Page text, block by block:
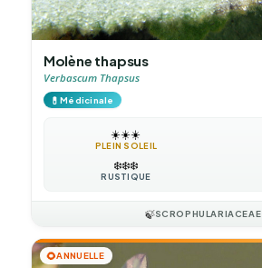
Molène thapsus
Verbascum Thapsus
💊Médicinale
☀️☀️☀️
PLEIN SOLEIL
❄️❄️❄️
RUSTIQUE
🍃SCROPHULARIACEAE
🌻ANNUELLE